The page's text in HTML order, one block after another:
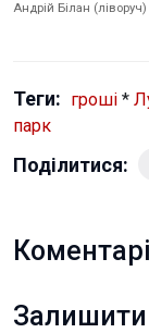
Андрій Білан (ліворуч)
Теги: гроші *
парк
Поділитися: